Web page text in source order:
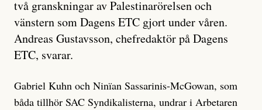
två granskningar av Palestinarörelsen och
vänstern som Dagens ETC gjort under våren.
Andreas Gustavsson, chefredaktör på Dagens
ETC, svarar.
Gabriel Kuhn och Ninïan Sassarinis-McGowan, som
båda tillhör SAC Syndikalisterna, undrar i Arbetaren